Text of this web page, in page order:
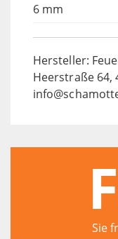
6 mm
Hersteller:
Heerstraße 64,
Sie